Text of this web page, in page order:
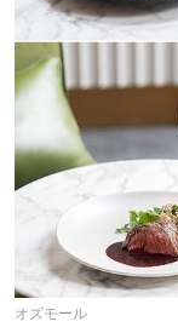
オズモール